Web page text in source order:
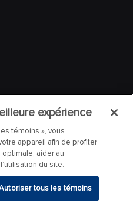
expérience
témoins », vous
appareil afin de profiter
aider au
du site.
tous les témoins